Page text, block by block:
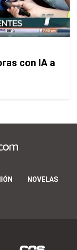
con IA a
NOVELAS